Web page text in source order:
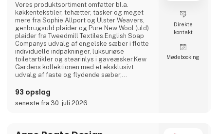
Vores produktsortiment omfatter bl.a.
køkkentekstiler, tehætter, tasker og meget
mere fra Sophie Allport og Ulster Weavers,
genbrugsuld plaider og Pure New Wool (uld)
plaider fra Tweedmill Textiles.English Soap
Companys udvalg af engelske sæber i flotte
individuelle indpakninger, luksuriøse
toiletartikler og stearinlys i gaveæsker.Kew
Gardens kollektionen med et eksklusivt
udvalg af faste og flydende sæber,
planternes duft og skønhed i Royal Botanic
Gardens i Kew, London.Fra Phoenox Textiles
har vi Hug Rugs vaskbare dørmåtter
93 opslag
seneste fra 30. juli 2026
Direkte
kontakt
Møde­booking